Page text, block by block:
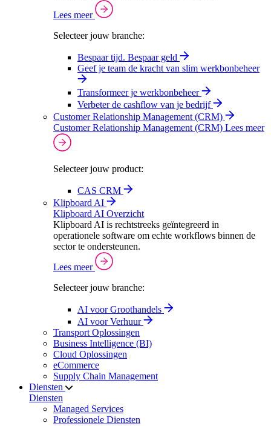
Lees meer
Selecteer jouw branche:
Bespaar tijd. Bespaar geld
Geef je team de kracht van slim werkbonbeheer
Transformeer je werkbonbeheer
Verbeter de cashflow van je bedrijf
Customer Relationship Management (CRM)
Customer Relationship Management (CRM) Lees meer
Selecteer jouw product:
CAS CRM
Klipboard AI
Klipboard AI Overzicht
Klipboard AI is rechtstreeks geïntegreerd in
operationele software om echte workflows binnen de
sector te ondersteunen.
Lees meer
Selecteer jouw branche:
AI voor Groothandels
AI voor Verhuur
Transport Oplossingen
Business Intelligence (BI)
Cloud Oplossingen
eCommerce
Supply Chain Management
Diensten
Diensten
Managed Services
Professionele Diensten